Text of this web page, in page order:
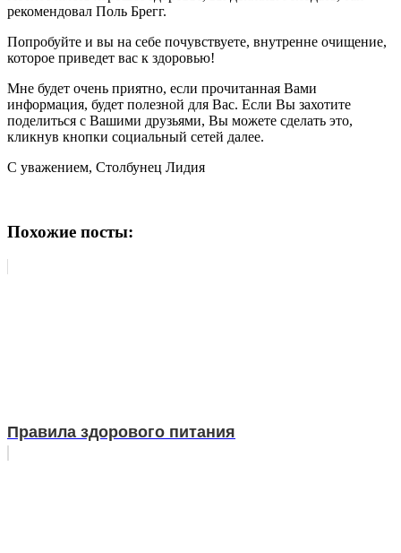
рекомендовал Поль Брегг.
Попробуйте и вы на себе почувствуете, внутренне очищение,
которое приведет вас к здоровью!
Мне будет очень приятно, если прочитанная Вами
информация, будет полезной для Вас. Если Вы захотите
поделиться с Вашими друзьями, Вы можете сделать это,
кликнув кнопки социальный сетей далее.
С уважением, Столбунец Лидия
Похожие посты:
Правила здорового питания